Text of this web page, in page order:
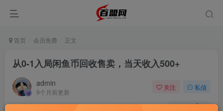
首页 会员免费 正文
从0-1入局闲鱼币回收售卖，当天收入500+
admin
9个月前更新
关注 私信
252 4